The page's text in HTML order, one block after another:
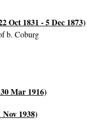
Oct 1831 - 5 Dec 1873)
b. Coburg
Mar 1916)
1938)